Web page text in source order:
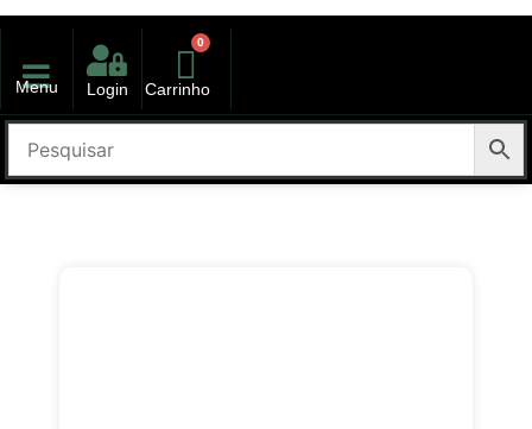
Menu Login
0
Carrinho